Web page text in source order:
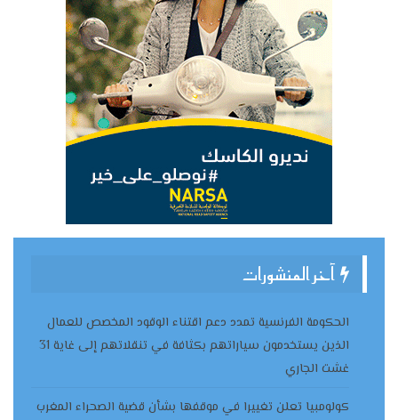
آخر المنشورات
الحكومة الفرنسية تمدد دعم اقتناء الوقود المخصص للعمال
الذين يستخدمون سياراتهم بكثافة في تنقلاتهم إلى غاية 31
غشت الجاري
كولومبيا تعلن تغييرا في موقفها بشأن قضية الصحراء المغرب